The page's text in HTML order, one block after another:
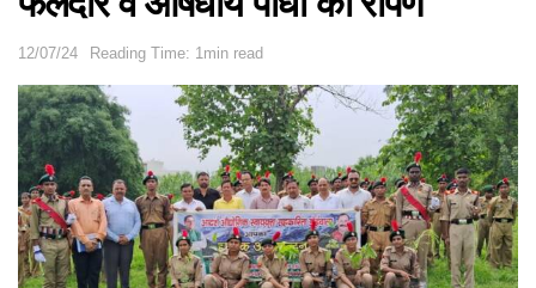
12/07/24 Reading Time: 1min read